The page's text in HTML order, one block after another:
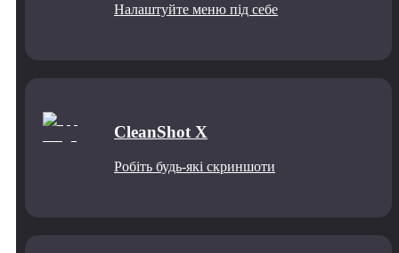
Налаштуйте меню під себе
CleanShot X
Робіть будь-які скриншоти